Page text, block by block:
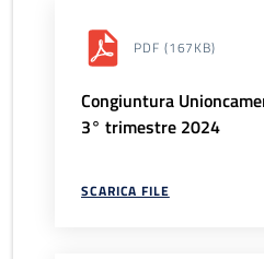
PDF (167KB)
Congiuntura
3° trimestre 2024
SCARICA FILE